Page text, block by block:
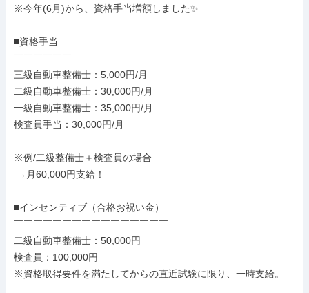
※今年(6月)から、資格手当増額しました✨
■資格手当
￣￣￣￣￣￣
三級自動車整備士：5,000円/月
二級自動車整備士：30,000円/月
一級自動車整備士：35,000円/月
検査員手当：30,000円/月
※例/二級整備士＋検査員の場合
■インセンティブ（合格お祝い金）
￣￣￣￣￣￣￣￣￣￣￣￣￣￣￣￣
二級自動車整備士：50,000円
検査員：100,000円
※資格取得要件を満たしてからの直近試験に限り、一時支給。